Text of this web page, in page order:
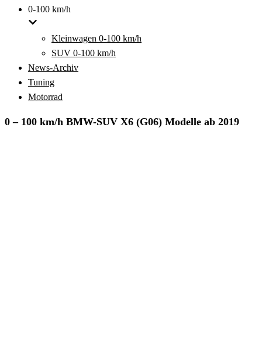
0-100 km/h
Kleinwagen 0-100 km/h
SUV 0-100 km/h
News-Archiv
Tuning
Motorrad
0 – 100 km/h BMW-SUV X6 (G06) Modelle ab 2019